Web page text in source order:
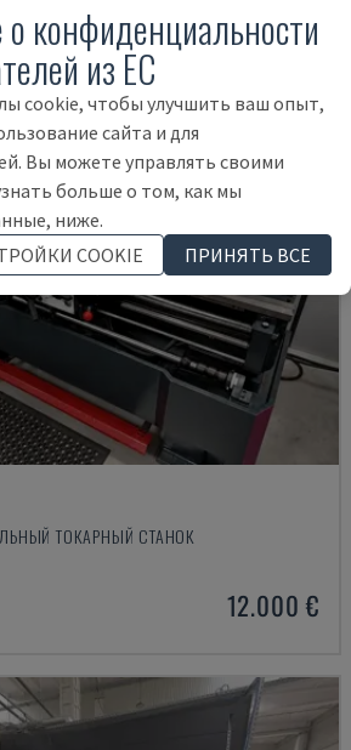
ТОКАРНЫЙ СТАНОК
12.000 €
конфиденциальности
из ЕС
cookie, чтобы улучшить ваш опыт,
сайта и для
Вы можете управлять своими
больше о том, как мы
ниже.
COOKIE
ПРИНЯТЬ ВСЕ